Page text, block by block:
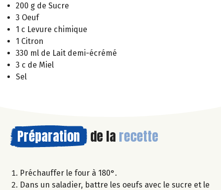
200 g de Sucre
3 Oeuf
1 c Levure chimique
1 Citron
330 ml de Lait demi-écrémé
3 c de Miel
Sel
Préparation de la recette
Préchauffer le four à 180°.
Dans un saladier, battre les oeufs avec le sucre et le